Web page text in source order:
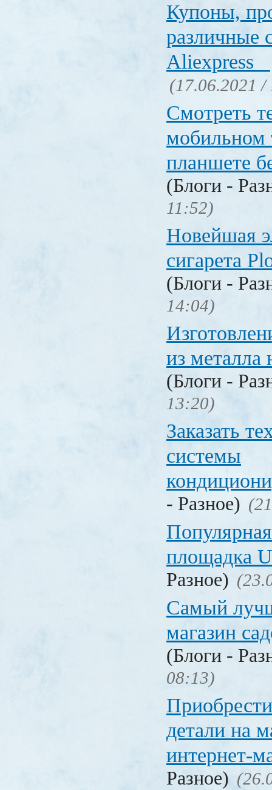
Купоны,
различные
Aliexpress
(17.06.2021 /
Смотреть
мобильном
планшете
(Блоги -
11:52)
Новейшая
сигарета
(Блоги -
14:04)
из
(Блоги -
13:20)
Заказать
системы
- Разное)
площадка
Разное)
Самый
магазин
(Блоги -
08:13)
детали на
интернет-
Разное)